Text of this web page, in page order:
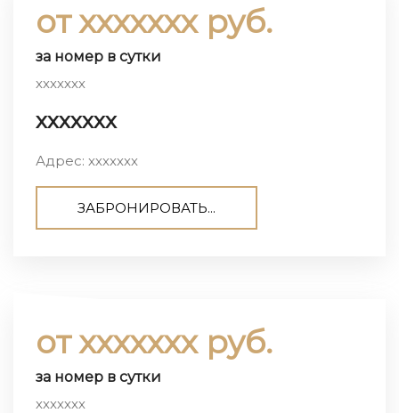
от ххххххх руб.
за номер в сутки
ххххххх
ххххххх
Адрес: ххххххх
ЗАБРОНИРОВАТЬ...
от ххххххх руб.
за номер в сутки
ххххххх